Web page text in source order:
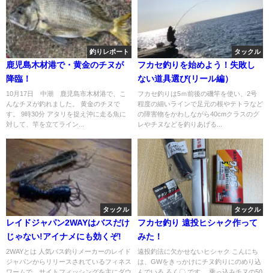
釣りレポート
鹿児島木材港で・黄金のチヌが
降臨！
10月17日 中潮 鹿児島市木材港で、こ
んなチヌが釣れました。 黄金のチヌで
す。 9時30分 アタリを捉え沖に走る魚に
対して、竿を立てライン...
タックル
フカセ釣りを始めよう！失敗し
ない道具選び(リール編）
フカセ釣りは5ｍ前後の磯竿を使い、2号
程度の細いラインで足元の根やテトラなど
の障害物をかわしながら40cmクラスのグ
レやチヌなどを釣りあげる...
タックル
レイドジャパン2WAYはバスだけ
じゃない!アイナメにも効くぞ!
2WAYとは 人気バス釣りメーカーのレイド
ジャパンからリリースされているフィネス
タックル
フカセ釣り 遠投ヒシャク作って
みた！
遠投釣法に欠かせないヒシャク こんにち
は、GWをきっかけにチヌ釣りにのめり込